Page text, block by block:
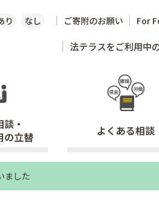
り なし ご寄附のお願い For
法テラスをご利用中
・
の立替
よくある相談
ました